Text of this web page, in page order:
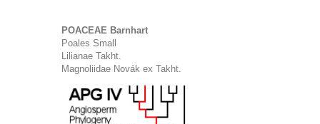
POACEAE Barnhart
Poales Small
Lilianae Takht.
Magnoliidae Novák ex Takht.